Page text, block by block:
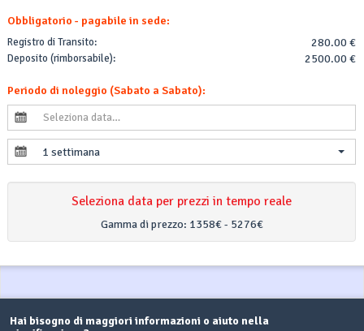
Obbligatorio - pagabile in sede:
Registro di Transito: 280.00 €
Deposito (rimborsabile): 2500.00 €
Periodo di noleggio (Sabato a Sabato):
1 settimana
Seleziona data per prezzi in tempo reale
Gamma di prezzo: 1358€ - 5276€
Hai bisogno di maggiori informazioni o aiuto nella